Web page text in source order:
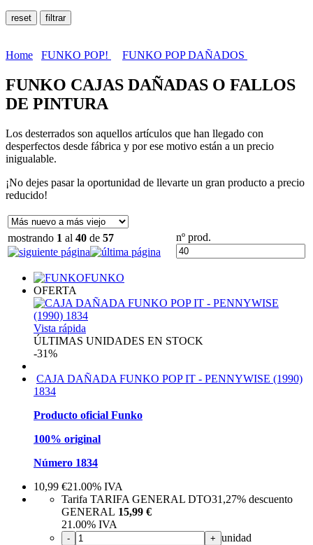
Home FUNKO POP! FUNKO POP DAÑADOS
FUNKO CAJAS DAÑADAS O FALLOS
DE PINTURA
Los desterrados son aquellos artículos que han llegado con
desperfectos desde fábrica y por ese motivo están a un precio
inigualable.
¡No dejes pasar la oportunidad de llevarte un gran producto a precio
reducido!
mostrando 1 al 40 de 57 nº prod.
FUNKO
OFERTA
Vista rápida
ÚLTIMAS UNIDADES EN STOCK
-31%
CAJA DAÑADA FUNKO POP IT - PENNYWISE (1990)
1834
Producto oficial Funko
100% original
Número 1834
10,99 €21.00% IVA
Tarifa TARIFA GENERAL DTO31,27% descuento
GENERAL 15,99 €
21.00% IVA
- + unidad